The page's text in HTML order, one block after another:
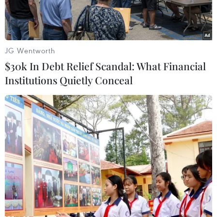
thương.
Hình ảnh vụ xe buýt rơi xuống hẻm núi tại Ấn Độ. (Nguồn:
Express)
Cảnh sát Ấn Độ cho biết ngày 30/5, ít nhất 10
người đã thiệt mạng và 55 người bị thương, sau
khi một chiếc xe buýt chở người hành hương
theo đạo Hindu bị trượt ra khỏi cầu cao tốc và
JG Wentworth
$30k In Debt Relief Scandal: What Financial
Institutions Quietly Conceal